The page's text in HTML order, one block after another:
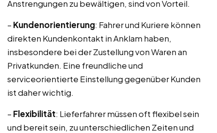
Anstrengungen zu bewältigen, sind von Vorteil.
– Kundenorientierung: Fahrer und Kuriere können
direkten Kundenkontakt in Anklam haben,
insbesondere bei der Zustellung von Waren an
Privatkunden. Eine freundliche und
serviceorientierte Einstellung gegenüber Kunden
ist daher wichtig.
– Flexibilität: Lieferfahrer müssen oft flexibel sein
und bereit sein, zu unterschiedlichen Zeiten und